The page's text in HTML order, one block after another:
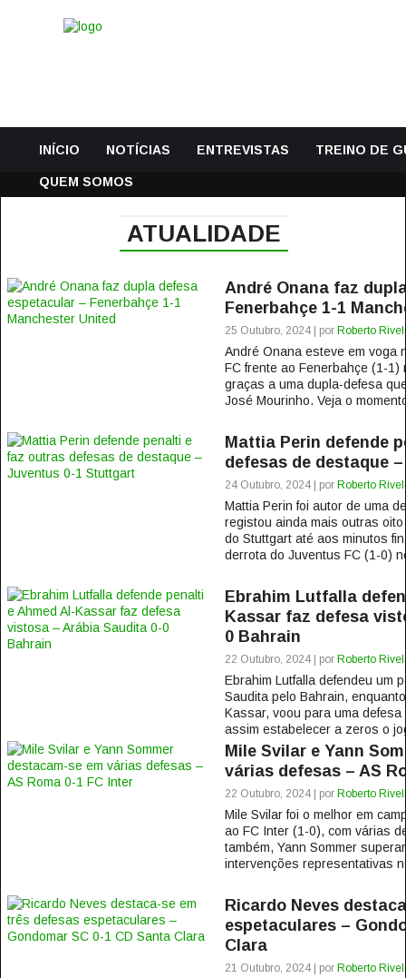
INÍCIO NOTÍCIAS ENTREVISTAS TREINO DE
QUEM SOMOS
ATUALIDADE
André Onana faz
Fenerbahçe 1-1
25 Outubro, 2024 | por Roberto
André Onana esteve em voga
FC frente ao Fenerbahçe (1-
graças a uma dupla-defesa
José Mourinho. Veja o
Mattia Perin defende
defesas de destaque
24 Outubro, 2024 | por Roberto
Mattia Perin foi autor de uma
registou ainda mais outras
do Stuttgart até aos minutos
derrota do Juventus FC (1-0)
Ebrahim Lutfalla
Kassar faz defesa
0 Bahrain
22 Outubro, 2024 | por Roberto
Ebrahim Lutfalla defendeu um
Saudita pelo Bahrain,
Kassar, voou para uma
assim estabelecer a zeros o
Mile Svilar e Yann
várias defesas – AS
22 Outubro, 2024 | por Roberto
Mile Svilar foi o melhor em
ao FC Inter (1-0), com várias
também, Yann Sommer
intervenções representativas
Ricardo Neves
espetaculares –
Clara
21 Outubro, 2024 | por Roberto